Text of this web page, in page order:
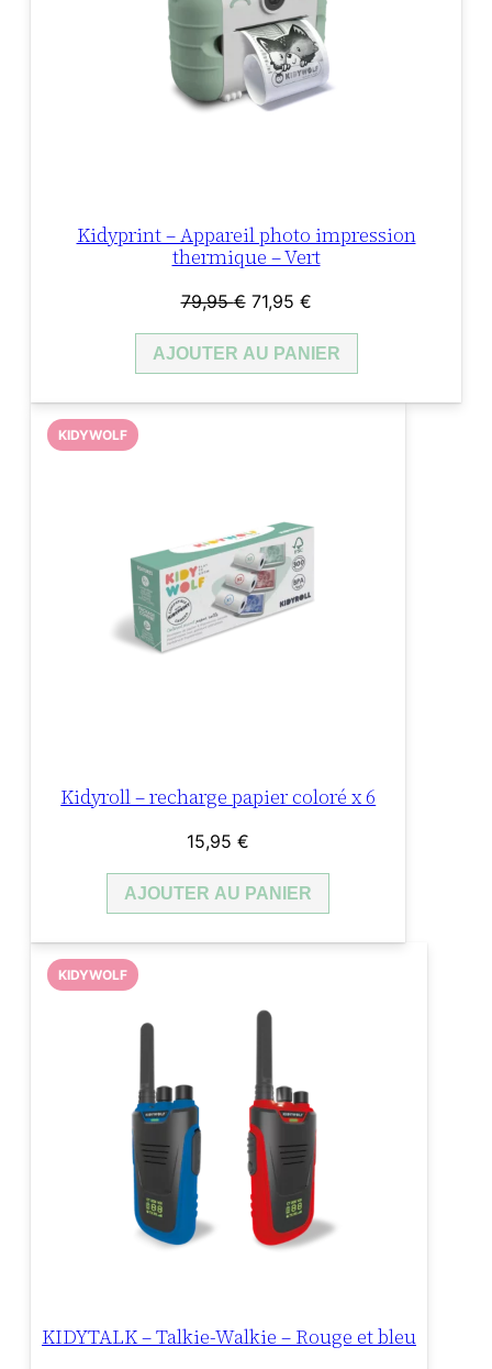
Kidyprint – Appareil photo impression
thermique – Vert
79,95€ Le
initial
79,95 €.
71,95 €Le
actuel
71,95 €.
AJOUTER AU PANIER
Kidyroll – recharge papier coloré x 6
KIDYWOLF
15,95€
AJOUTER AU PANIER
KIDYTALK – Talkie-Walkie – Rouge et bleu
KIDYWOLF